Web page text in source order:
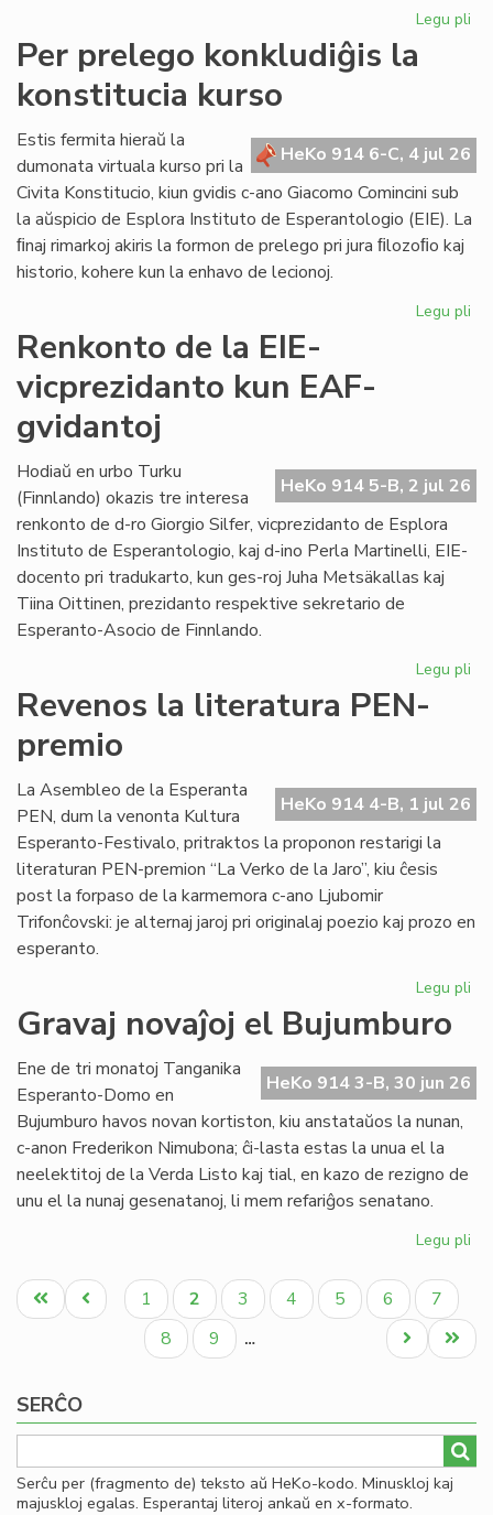
Legu pli
al
Per prelego konkludiĝis la
konstitucia kurso
HeKo 914 6-C, 4 jul 26
Estis fermita hieraŭ la
dumonata virtuala kurso pri la
Civita Konstitucio, kiun gvidis c-ano Giacomo Comincini sub
la aŭspicio de Esplora Instituto de Esperantologio (EIE). La
ﬁnaj rimarkoj akiris la formon de prelego pri jura ﬁlozoﬁo kaj
historio, kohere kun la enhavo de lecionoj.
Legu pli
Renkonto de la EIE-
vicprezidanto kun EAF-
gvidantoj
HeKo 914 5-B, 2 jul 26
Hodiaŭ en urbo Turku
(Finnlando) okazis tre interesa
renkonto de d-ro Giorgio Silfer, vicprezidanto de Esplora
Instituto de Esperantologio, kaj d-ino Perla Martinelli, EIE-
docento pri tradukarto, kun ges-roj Juha Metsäkallas kaj
Tiina Oittinen, prezidanto respektive sekretario de
Esperanto-Asocio de Finnlando.
Legu pli
Revenos la literatura PEN-
premio
HeKo 914 4-B, 1 jul 26
La Asembleo de la Esperanta
PEN, dum la venonta Kultura
Esperanto-Festivalo, pritraktos la proponon restarigi la
literaturan PEN-premion “La Verko de la Jaro”, kiu ĉesis
post la forpaso de la karmemora c-ano Ljubomir
Trifonĉovski: je alternaj jaroj pri originalaj poezio kaj prozo en
esperanto.
Legu pli
Gravaj novaĵoj el Bujumburo
HeKo 914 3-B, 30 jun 26
Ene de tri monatoj Tanganika
Esperanto-Domo en
Bujumburo havos novan kortiston, kiu anstataŭos la nunan,
c-anon Frederikon Nimubona; ĉi-lasta estas la unua el la
neelektitoj de la Verda Listo kaj tial, en kazo de rezigno de
unu el la nunaj gesenatanoj, li mem refariĝos senatano.
Legu pli
Pagination
Unua
paĝo
Antaŭa
paĝo
Paĝo
1
Aktuala
paĝo
2 Paĝo
3 Paĝo
4 Paĝo
5 Paĝo
6 Paĝo
7
Paĝo
8 Paĝo
9 …
Last
page
Next
page
SERĈO
Serĉu per (fragmento de) teksto aŭ HeKo-kodo. Minuskloj kaj
majuskloj egalas. Esperantaj literoj ankaŭ en x-formato.